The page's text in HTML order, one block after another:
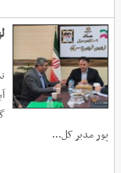
پور مدیر کل...